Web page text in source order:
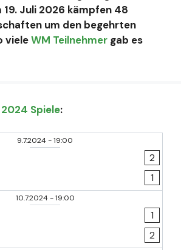
19. Juli 2026 kämpfen 48
um den begehrten
vieleWM Teilnehmer gab es
Spiele:
9.7.2024-19:00
2
1
10.7.2024-19:00
1
2